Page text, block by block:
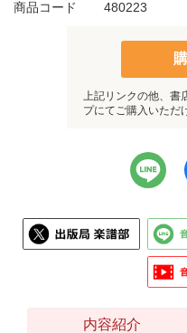
商品コード
480223
上記リンクの他、書
プにてご購入いただ
内容紹介